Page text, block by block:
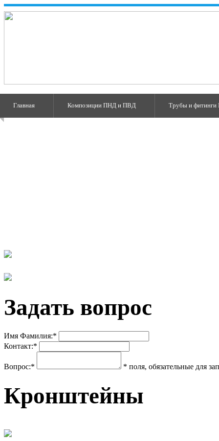
Главная Композиции ПНД и ПВД Трубы и
Задать вопрос
Имя Фамилия:*
Контакт:*
Вопрос:* * поля, обязательные для
Кронштейны